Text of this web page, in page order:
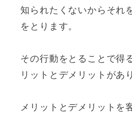
知られたくないからそれ
をとります。
その行動をとることで得
リットとデメリットがあ
メリットとデメリットを